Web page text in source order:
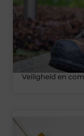
Veiligheid en